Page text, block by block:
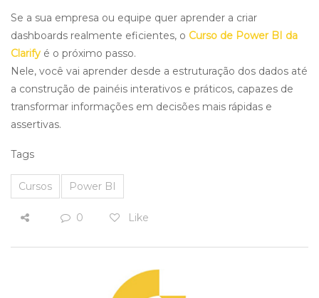
Se a sua empresa ou equipe quer aprender a criar
dashboards realmente eficientes, o Curso de Power BI da
Clarify é o próximo passo.
Nele, você vai aprender desde a estruturação dos dados até
a construção de painéis interativos e práticos, capazes de
transformar informações em decisões mais rápidas e
assertivas.
Tags
Cursos Power BI
0 Like